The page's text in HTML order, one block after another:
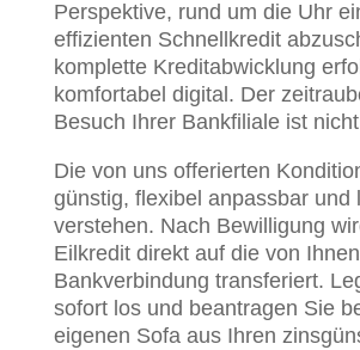
Perspektive, rund um die Uhr
effizienten Schnellkredit
komplette Kreditabwicklung
komfortabel digital. Der
Besuch Ihrer Bankfiliale ist
Die von uns offerierten
günstig, flexibel anpassbar und
verstehen. Nach Bewilligung
Eilkredit direkt auf die von
Bankverbindung transferiert.
sofort los und beantragen Sie
eigenen Sofa aus Ihren